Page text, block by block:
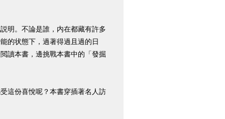
明。不論是誰，内在都藏有許多
的状態下，過著得過且過的日
讀本書，邊挑戰本書中的「發掘
這份喜悅呢？本書穿插著名人訪